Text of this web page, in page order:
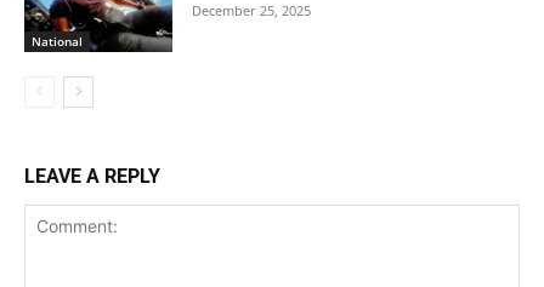
National
December 25, 2025
LEAVE A REPLY